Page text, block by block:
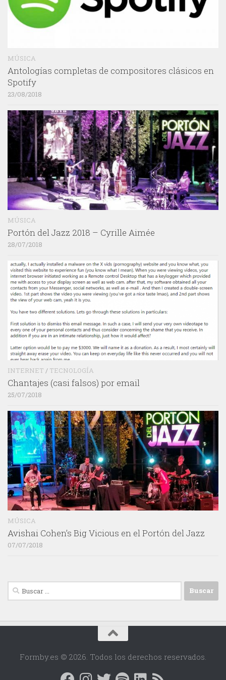
MÚSICA
Antologías completas de compositores clásicos en
Spotify
23/08/2018
MÚSICA
Portón del Jazz 2018 – Cyrille Aimée
28/07/2018
INTERNET / TECNOLOGÍA
Chantajes (casi falsos) por email
25/07/2018
MÚSICA
Avishai Cohen’s Big Vicious en el Portón del Jazz
07/07/2018
Buscar:
Formby.es © 2026. Todos los derechos reservados.